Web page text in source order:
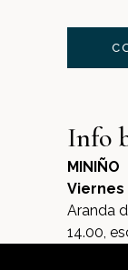
Info
MINIÑO
Aranda
14.00,